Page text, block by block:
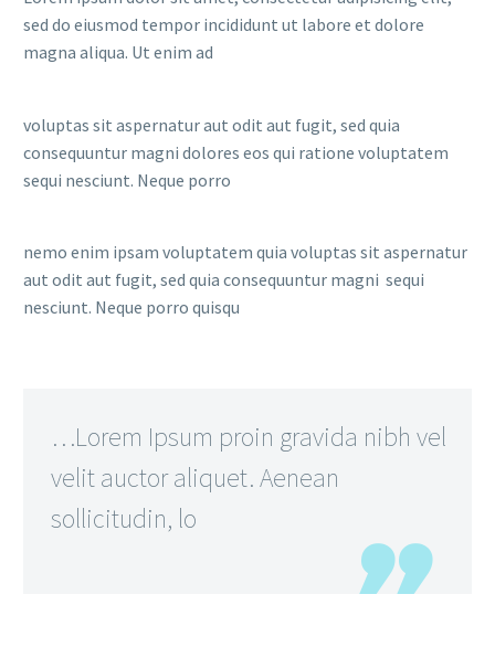
sed do eiusmod tempor incididunt ut labore et dolore
magna aliqua. Ut enim ad
voluptas sit aspernatur aut odit aut fugit, sed quia
consequuntur magni dolores eos qui ratione voluptatem
sequi nesciunt. Neque porro
nemo enim ipsam voluptatem quia voluptas sit aspernatur
aut odit aut fugit, sed quia consequuntur magni sequi
nesciunt. Neque porro quisqu
…Lorem Ipsum proin gravida nibh vel
velit auctor aliquet. Aenean
sollicitudin, lo